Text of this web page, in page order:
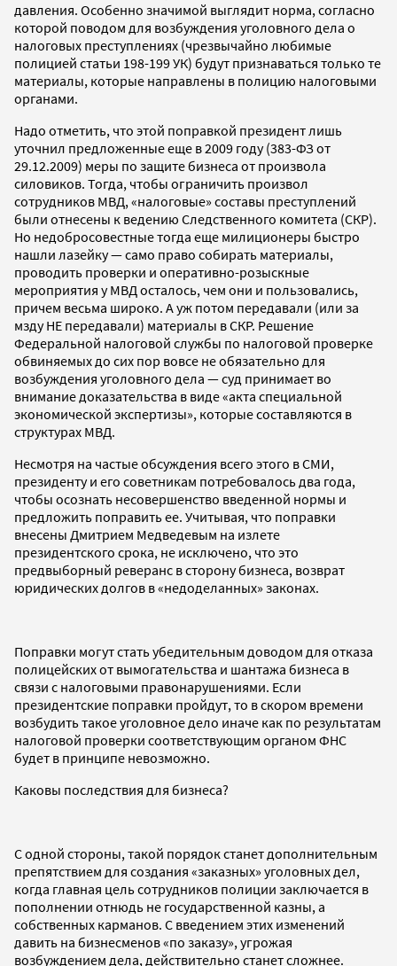
давления. Особенно значимой выглядит норма, согласно
которой поводом для возбуждения уголовного дела о
налоговых преступлениях (чрезвычайно любимые
полицией статьи 198-199 УК) будут признаваться только те
материалы, которые направлены в полицию налоговыми
органами.
Надо отметить, что этой поправкой президент лишь
уточнил предложенные еще в 2009 году (383-ФЗ от
29.12.2009) меры по защите бизнеса от произвола
силовиков. Тогда, чтобы ограничить произвол
сотрудников МВД, «налоговые» составы преступлений
были отнесены к ведению Следственного комитета (СКР).
Но недобросовестные тогда еще милиционеры быстро
нашли лазейку — само право собирать материалы,
проводить проверки и оперативно-розыскные
мероприятия у МВД осталось, чем они и пользовались,
причем весьма широко. А уж потом передавали (или за
мзду НЕ передавали) материалы в СКР. Решение
Федеральной налоговой службы по налоговой проверке
обвиняемых до сих пор вовсе не обязательно для
возбуждения уголовного дела — суд принимает во
внимание доказательства в виде «акта специальной
экономической экспертизы», которые составляются в
структурах МВД.
Несмотря на частые обсуждения всего этого в СМИ,
президенту и его советникам потребовалось два года,
чтобы осознать несовершенство введенной нормы и
предложить поправить ее. Учитывая, что поправки
внесены Дмитрием Медведевым на излете
президентского срока, не исключено, что это
предвыборный реверанс в сторону бизнеса, возврат
юридических долгов в «недоделанных» законах.
Поправки могут стать убедительным доводом для отказа
полицейских от вымогательства и шантажа бизнеса в
связи с налоговыми правонарушениями. Если
президентские поправки пройдут, то в скором времени
возбудить такое уголовное дело иначе как по результатам
налоговой проверки соответствующим органом ФНС
будет в принципе невозможно.
Каковы последствия для бизнеса?
С одной стороны, такой порядок станет дополнительным
препятствием для создания «заказных» уголовных дел,
когда главная цель сотрудников полиции заключается в
пополнении отнюдь не государственной казны, а
собственных карманов. С введением этих изменений
давить на бизнесменов «по заказу», угрожая
возбуждением дела, действительно станет сложнее.